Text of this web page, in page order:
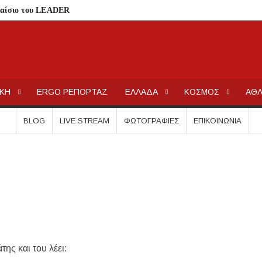
του LEADER
του Σωτήρος στην Παραλία Διονυσίου
περιοχή του Πόρτο Καρράς
Γυμνασίου Νέας Προποντίδας
ERGO ΡΕΠΟΡΤΑΖ ΕΛΛΑΔΑ ΚΟΣΜΟΣ
BLOG LIVE STREAM ΦΩΤΟΓΡΑΦΊΕΣ ΕΠΙΚΟΙΝΩΝΊΑ
και του λέει: